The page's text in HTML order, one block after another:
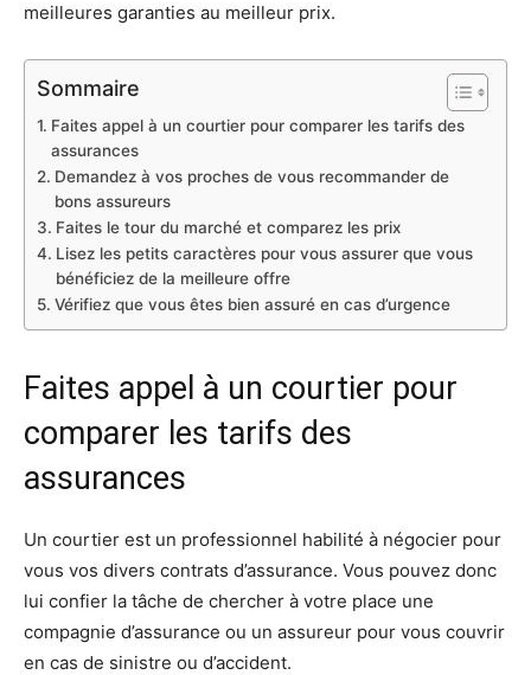
meilleures garanties au meilleur prix.
Sommaire
Faites appel à un courtier pour comparer les tarifs des
assurances
Demandez à vos proches de vous recommander de
bons assureurs
Faites le tour du marché et comparez les prix
Lisez les petits caractères pour vous assurer que vous
bénéficiez de la meilleure offre
Vérifiez que vous êtes bien assuré en cas d’urgence
Faites appel à un courtier pour
comparer les tarifs des
assurances
Un courtier est un professionnel habilité à négocier pour
vous vos divers contrats d’assurance. Vous pouvez donc
lui confier la tâche de chercher à votre place une
compagnie d’assurance ou un assureur pour vous couvrir
en cas de sinistre ou d’accident.